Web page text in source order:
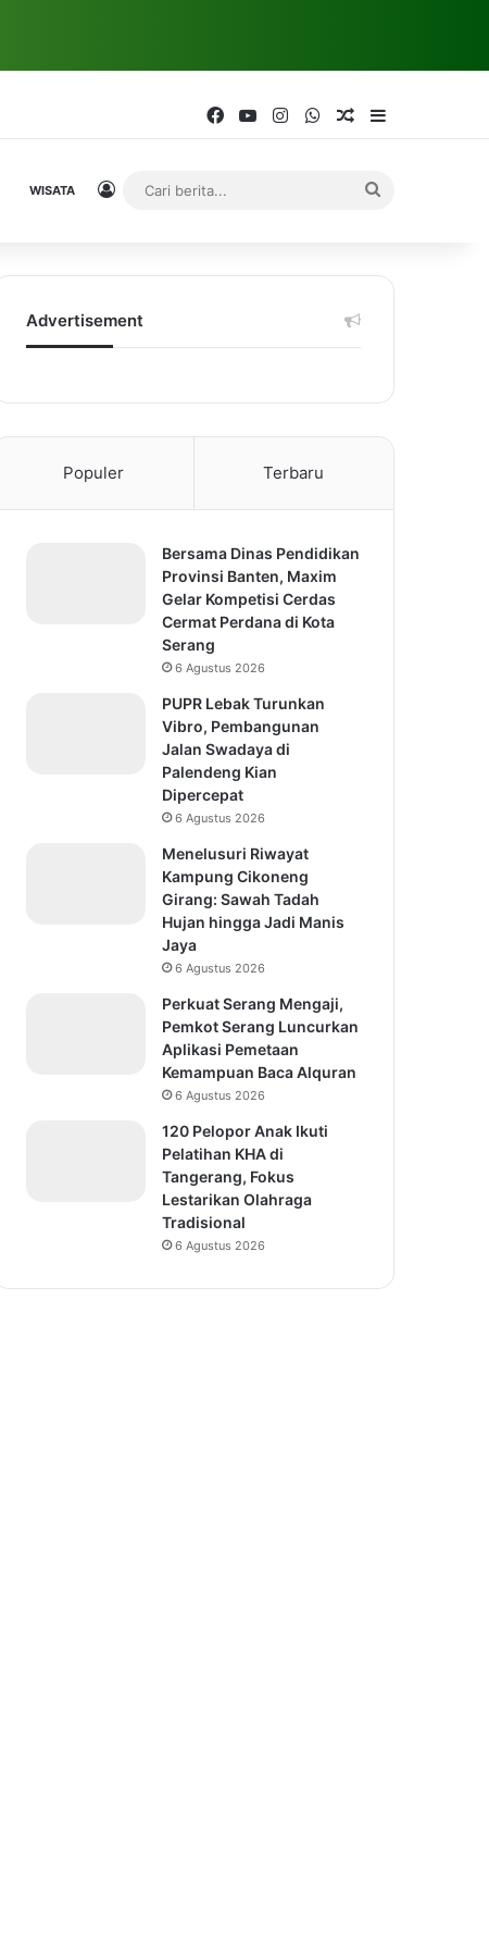
FacebookYouTubeInstagramWhatsAppRandom Article
WISATA Log In
Advertisement
Populer Terbaru
Bersama Dinas Pendidikan
Provinsi Banten, Maxim
Gelar Kompetisi Cerdas
Cermat Perdana di Kota
Serang
6 Agustus 2026
PUPR Lebak Turunkan
Vibro, Pembangunan
Jalan Swadaya di
Palendeng Kian
Dipercepat
6 Agustus 2026
Menelusuri Riwayat
Kampung Cikoneng
Girang: Sawah Tadah
Hujan hingga Jadi Manis
Jaya
6 Agustus 2026
Perkuat Serang Mengaji,
Pemkot Serang Luncurkan
Aplikasi Pemetaan
Kemampuan Baca Alquran
6 Agustus 2026
120 Pelopor Anak Ikuti
Pelatihan KHA di
Tangerang, Fokus
Lestarikan Olahraga
Tradisional
6 Agustus 2026